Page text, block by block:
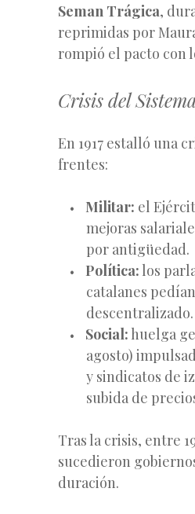
Seman Trágica,
reprimidas por
rompió el pacto con
Crisis del
En 1917 estalló una
frentes:
Militar: el
mejoras
por antigüedad.
Política: los
catalanes
descentralizado.
Social: huelga
agosto)
y sindicatos de
subida de
Tras la crisis, entre
sucedieron
duración.